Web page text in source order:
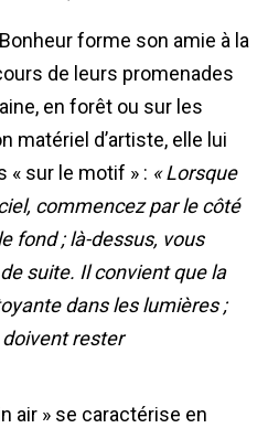
forme son amie à la
de leurs promenades
en forêt ou sur les
matériel d’artiste, elle lui
« sur le motif » : « Lorsque
commencez par le côté
fond ; là-dessus, vous
suite. Il convient que la
dans les lumières ;
rester
air » se caractérise en